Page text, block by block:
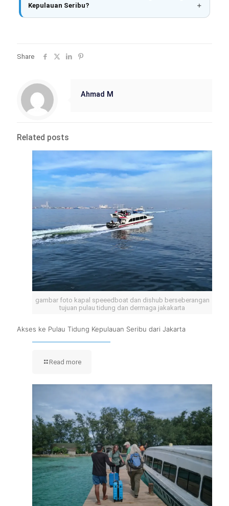
Kepulauan Seribu?
Share
Ahmad M
Related posts
gambar foto kapal speeedboat dan dishub berseberangan
tujuan pulau tidung dan dermaga jakakarta
Akses ke Pulau Tidung Kepulauan Seribu dari Jakarta
Read more